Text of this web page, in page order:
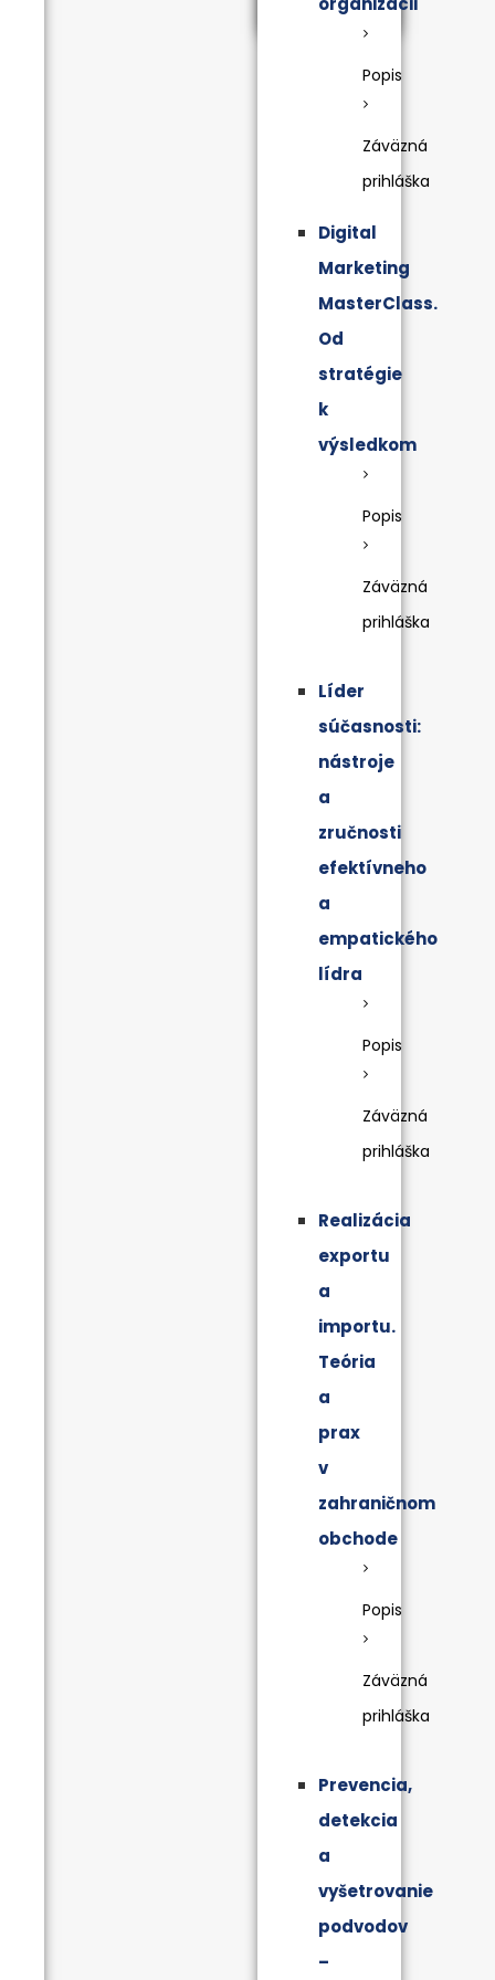
Popis
Záväzná
prihláška
Digital
Marketing
MasterClass.
Od
stratégie
k
výsledkom
Popis
Záväzná
prihláška
Líder
súčasnosti:
nástroje
a
zručnosti
efektívneho
a
empatického
lídra
Popis
Záväzná
prihláška
Realizácia
exportu
a
importu.
Teória
a
prax
v
zahraničnom
obchode
Popis
Záväzná
prihláška
Prevencia,
detekcia
a
vyšetrovanie
podvodov
–